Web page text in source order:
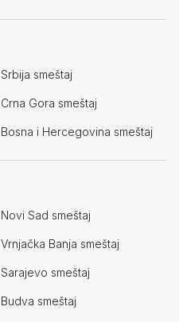
Srbija smeštaj
Crna Gora smeštaj
Bosna i Hercegovina smeštaj
Novi Sad smeštaj
Vrnjačka Banja smeštaj
Sarajevo smeštaj
Budva smeštaj